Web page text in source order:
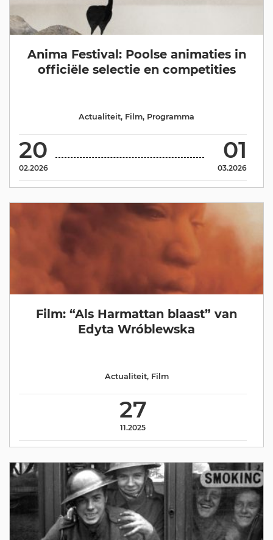
Anima Festival: Poolse animaties in
officiële selectie en competities
20
02.2026
01
03.2026
Actualiteit, Film, Programma
Film: “Als Harmattan blaast” van
Edyta Wróblewska
27
11.2025
Actualiteit, Film